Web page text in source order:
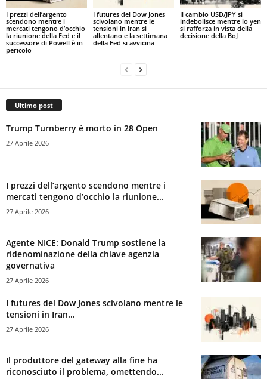
I prezzi dell’argento
scendono mentre i
mercati tengono d’occhio
la riunione della Fed e il
successore di Powell è in
pericolo
I futures del Dow Jones
scivolano mentre le
tensioni in Iran si
allentano e la settimana
della Fed si avvicina
Il cambio USD/JPY si
indebolisce mentre lo yen
si rafforza in vista della
decisione della BoJ
Ultimo post
Trump Turnberry è morto in 28 Open
27 Aprile 2026
I prezzi dell’argento scendono mentre i
mercati tengono d’occhio la riunione...
27 Aprile 2026
Agente NICE: Donald Trump sostiene la
ridenominazione della chiave agenzia
governativa
27 Aprile 2026
I futures del Dow Jones scivolano mentre le
tensioni in Iran...
27 Aprile 2026
Il produttore del gateway alla fine ha
riconosciuto il problema, omettendo...